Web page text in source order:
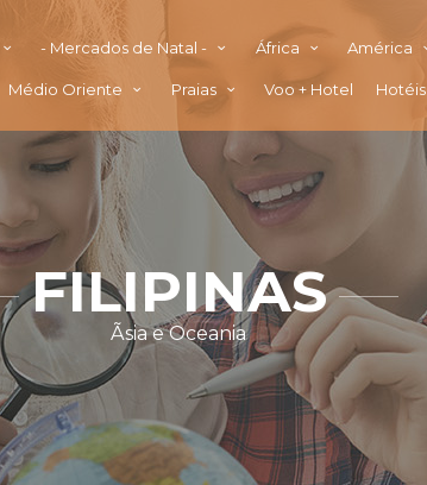
- Mercados de Natal - África América
Médio Oriente Praias Voo + Hotel Hotéis
FILIPINAS
Ãsia e Oceania